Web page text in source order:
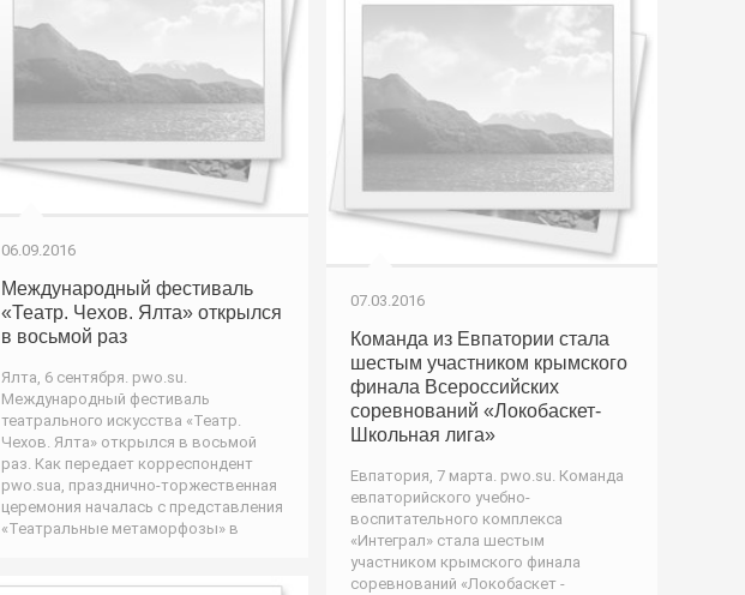
06.09.2016
Международный фестиваль
«Театр. Чехов. Ялта» открылся
в восьмой раз
Ялта, 6 сентября. pwo.su.
Международный фестиваль
театрального искусства «Театр.
Чехов. Ялта» открылся в восьмой
раз. Как передает корреспондент
pwo.suа, празднично-торжественная
церемония началась с представления
«Театральные метаморфозы» в
07.03.2016
Команда из Евпатории стала
шестым участником крымского
финала Всероссийских
соревнований «Локобаскет-
Школьная лига»
Евпатория, 7 марта. pwo.su. Команда
евпаторийского учебно-
воспитательного комплекса
«Интеграл» стала шестым
участником крымского финала
соревнований «Локобаскет -